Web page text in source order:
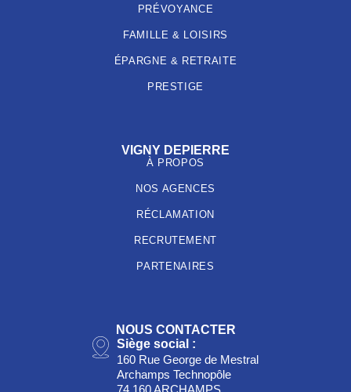
PRÉVOYANCE
FAMILLE & LOISIRS
ÉPARGNE & RETRAITE
PRESTIGE
VIGNY DEPIERRE
À PROPOS
NOS AGENCES
RÉCLAMATION
RECRUTEMENT
PARTENAIRES
NOUS CONTACTER
Siège social :
160 Rue George de Mestral
Archamps Technopôle
74 160 ARCHAMPS